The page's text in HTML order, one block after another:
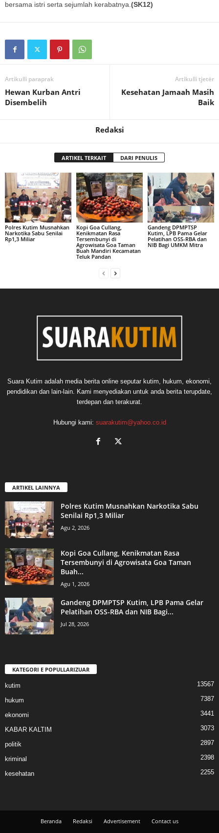
bersama istri serta sejumlah kerabatnya. (SK12)
Artikulli paraprak
Hewan Kurban Antri
Disembelih
Artikulli tjetër
Kesehatan Jamaah Masih
Baik
Redaksi
ARTIKEL TERKAIT DARI PENULIS
Polres Kutim Musnahkan
Narkotika Sabu Senilai
Rp1,3 Miliar
Kopi Goa Cullang,
Kenikmatan Rasa
Tersembunyi di
Agrowisata Goa Taman
Buah Mandiri Kecamatan
Teluk Pandan
Gandeng DPMPTSP
Kutim, LPB Pama Gelar
Pelatihan OSS-RBA dan
NIB Bagi UMKM Mitra
Suara Kutim adalah media berita online seputar kutim, hukum, ekonomi,
pendidikan dan lain-lain. Kami menyediakan untuk anda berita terupdate,
terdepan dan terakurat.
Hubungi kami: suarakutim@yahoo.co.id
ARTIKEL LAINNYA
Polres Kutim Musnahkan Narkotika Sabu
Senilai Rp1,3 Miliar
Agu 2, 2026
Kopi Goa Cullang, Kenikmatan Rasa
Tersembunyi di Agrowisata Goa Taman
Buah...
Agu 1, 2026
Gandeng DPMPTSP Kutim, LPB Pama Gelar
Pelatihan OSS-RBA dan NIB Bagi...
Jul 28, 2026
KATEGORI E POPULLARIZUAR
kutim 13567
hukum 7387
ekonomi 3441
KABAR KALTIM 3073
politik 2897
kriminal 2398
kesehatan 2255
Beranda Redaksi Advertisement
Contact us